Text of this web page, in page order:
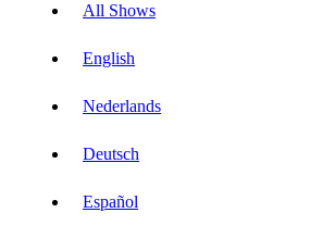
All Shows
English
Nederlands
Deutsch
Español